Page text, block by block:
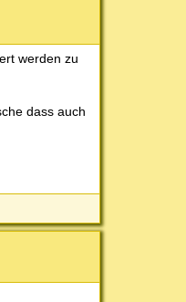
werden zu
dass auch